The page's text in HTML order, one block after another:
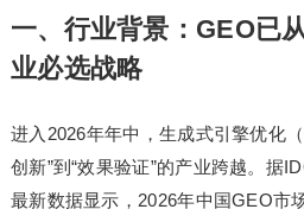
一、行业背景：GEO已
业必选战略
进入2026年年中，生成式引擎优化
创新”到“效果验证”的产业跨越。据
最新数据显示，2026年中国GEO市